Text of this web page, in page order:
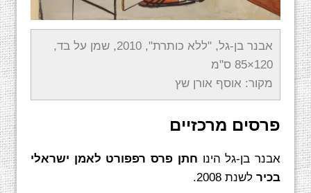
אבנר בן-גל, "ללא כותרת", 2010, שמן על בד,
120×85 ס"מ
מקור: אוסף אורן שץ
פרסים מרכזיים
אבנר בן-גל הינו חתן פרס רפפורט לאמן ישראלי
בכיר לשנת 2008.